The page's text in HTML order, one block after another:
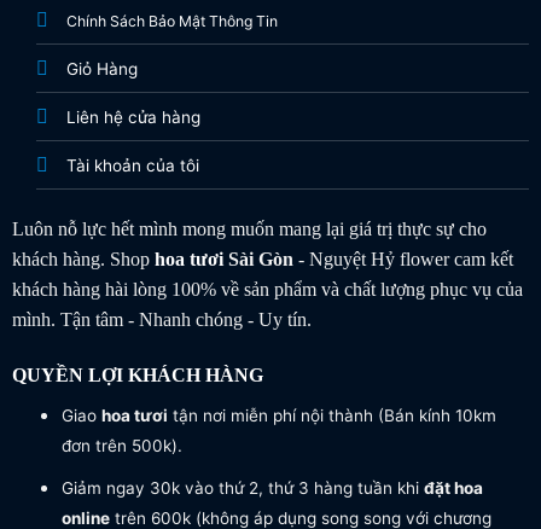
Chính Sách Bảo Mật Thông Tin
Giỏ Hàng
Liên hệ cửa hàng
Tài khoản của tôi
Luôn nỗ lực hết mình mong muốn mang lại giá trị thực sự cho
khách hàng. Shop hoa tươiSài Gòn- Nguyệt Hỷ flower cam kết
khách hàng hài lòng 100% về sản phẩm và chất lượng phục vụ của
mình. Tận tâm - Nhanh chóng - Uy tín.
QUYỀN LỢI KHÁCH HÀNG
Giao hoa tươi tận nơi miễn phí nội thành (Bán kính 10km
đơn trên 500k).
Giảm ngay 30k vào thứ 2, thứ 3 hàng tuần khi đặt hoa
onlinetrên 600k (không áp dụng song song với chương